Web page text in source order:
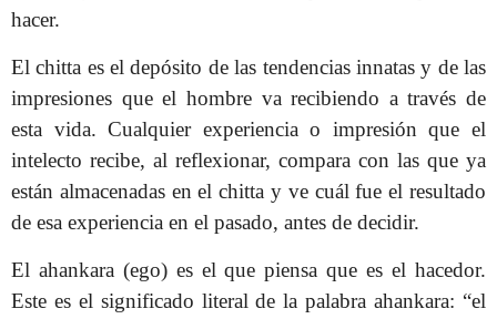
hacer.
El chitta es el depósito de las tendencias innatas y de las
impresiones que el hombre va recibiendo a través de
esta vida. Cualquier experiencia o impresión que el
intelecto recibe, al reflexionar, compara con las que ya
están almacenadas en el chitta y ve cuál fue el resultado
de esa experiencia en el pasado, antes de decidir.
El ahankara (ego) es el que piensa que es el hacedor.
Este es el significado literal de la palabra ahankara: “el